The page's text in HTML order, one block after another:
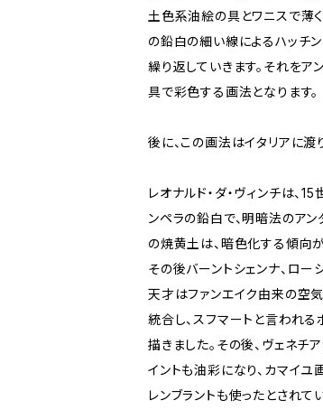
土色系油絵の具とワニスで薄
の鉛白の細い線によるハッチ
繰り返していきます。それをア
具で彩色する画法となります。
後に、この画法はイタリアに渡
レオナルド・ダ・ヴィンチは、
ンペラの鉛白で、明暗法のア
の焼黄土は、暗色化する傾向
その後バーントシェンナ、ロー
天才はファンエイク由来の空
統合し、スフマートと言われ
描きました。その後、ヴェネチ
イントも油彩になり、カマイユ
レンブラントも使ったとされて